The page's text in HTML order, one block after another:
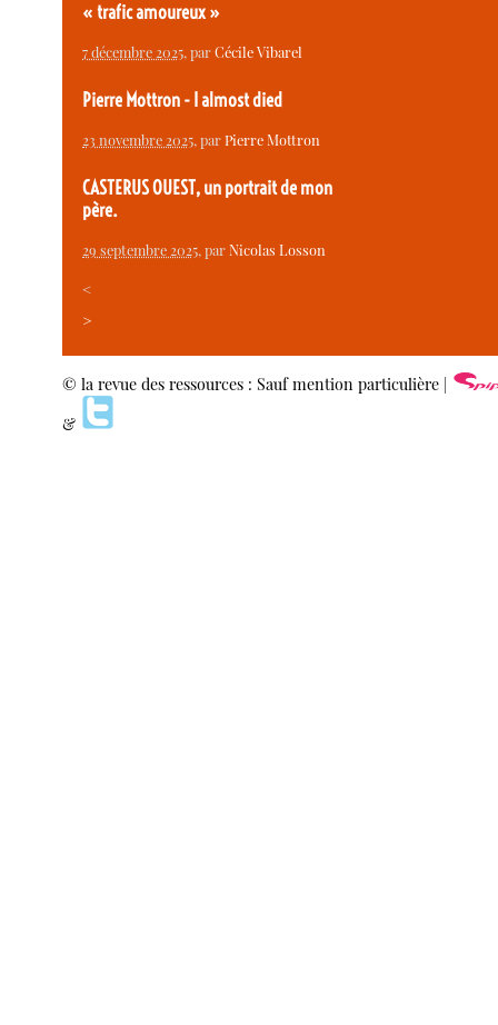
« trafic amoureux »
7 décembre 2025, parCécile Vibarel
Pierre Mottron - I almost died
23 novembre 2025, parPierre Mottron
CASTERUS OUEST, un portrait de mon
père.
29 septembre 2025, parNicolas Losson
<
>
© la revue des ressources : Sauf mention particulière |
&